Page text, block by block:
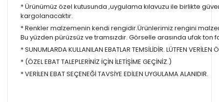
* Ürünümüz özel kutusunda ,uygulama kılavuzu ile birlikte
kargolanacaktır.
* Renkler malzemenin kendi rengidir.Ürünlerimiz rengini
Bu yüzden pürüzsüz ve tramsızdır. Görselle arasında ufak ton
* SUNUMLARDA KULLANILAN EBATLAR TEMSİLİDİR. LÜTFEN VERİLEN
* (ÖZEL EBAT TALEPLERİNİZ İÇİN İLETİŞİME GEÇİNİZ.)
* VERİLEN EBAT SEÇENEĞİ TAVSİYE EDİLEN UYGULAMA ALANIDIR.